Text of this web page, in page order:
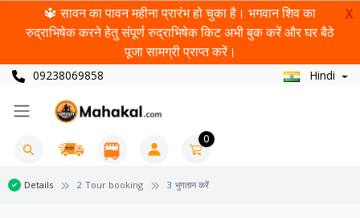
🔱 सावन का पावन महीना प्रारंभ हो चुका है। भगवान शिव का
रुद्राभिषेक करने हेतु संपूर्ण रुद्राभिषेक किट अभी बुक करें और घर बैठे
पूजा सामग्री प्राप्त करें।
X
09238069858 Hindi
0
Details 2 Tour booking 3 भुगतान करें